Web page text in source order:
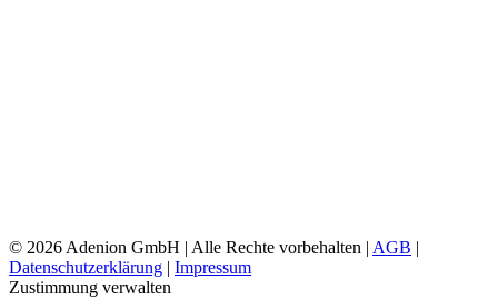
© 2026 Adenion GmbH | Alle Rechte vorbehalten | AGB
Datenschutzerklärung
Impressum
Zustimmung verwalten